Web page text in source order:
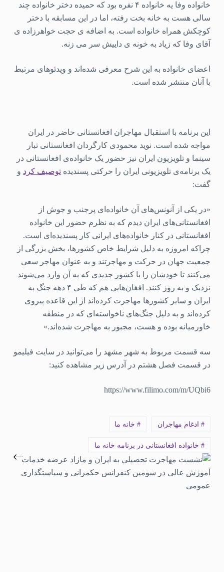
خانواده وفا یه خانواده ۴ نفره بود که حمیده دختر خانواده چند
سالی هست به خانه بخت رفته، اما در این مسابقه با دختر
کوچکش همراه خانواده است. به اضافه ی حجت خواهرزاده ی
آقای وفا که زیاد به خونه ی داییش سر می زنه.
اعضای خانواده به این شرح معرفی شده‌اند و ویدئوهای مرتبط
با‌ آنان منتشر شده است.
این برنامه با استقبال مهاجران افغانستانی حاضر در ایران
مواجه شده است. نوید محمودی کارگردان افغانستانی تبار
سینما و تلویزیون ایران نیز حضور یک خانواده‌ی افغانستانی در
یک برنامه‌ی تلویزیونی ایران را حرکتی پسندیده توصیف کرد و
گفت:
«در یکی از آنونس‌های آن خانواده‌ای پرجنب و جوش از
افغانستانی‌های ایران دیدم که به نظرم حضور این خانواده
افغانستانی در کنار خانواده‌های ایرانی کار پسندیده‌ای است.
چراکه امروزه به دلیل شرایط خاص کشورها، بخش بزرگی از
جمعیت جهان در حرکت و مهاجرتند و به عنوان مهاجر سعی
می‌کنند تا خودشان را با کشور جدیدی که به آن وارد می‌شوند
نزدیک و به روز کنند. افغان‌هایی هم که طی ۴ دهه جنگ به
ایران و سایر کشورها مهاجرت کرده‌اند از این قاعده پیروی
کرده‌اند و به دلیل جنگ‌های ناخواسته‌ای که در منطقه
خاورمیانه بوده و هست، مجبور به مهاجرت شده‌اند.»
سه قسمت مربوط به شهر مشهد را می‌توانید در سایت فیلیمو
در قسمت فصل هشتم در آدرس زیر مشاهده کنید:
https://www.filimo.com/m/UQbi6
# ادغام مهاجران # خانه ما
# خانواده افغانستانی در برنامه خانه ما